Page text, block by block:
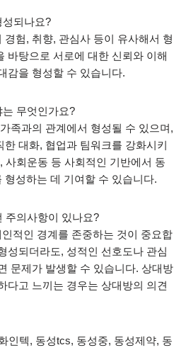
성되나요?
험, 취향, 관심사 등이 유사해서 형
바탕으로 서로에 대한 신뢰와 이해
감을 형성할 수 있습니다.
무엇인가요?
족과의 관계에서 형성될 수 있으며,
대화, 협업과 팀워크를 강화시키
사회운동 등 사회적인 기반에서 동
형성하는 데 기여할 수 있습니다.
주의사항이 있나요?
적인 경계를 존중하는 것이 중요합
성되더라도, 성적인 선호도나 관심
문제가 발생할 수 있습니다. 상대방
다고 느끼는 경우는 상대방의 의견
인텍, 동성tcs, 동성중, 동성제약, 동